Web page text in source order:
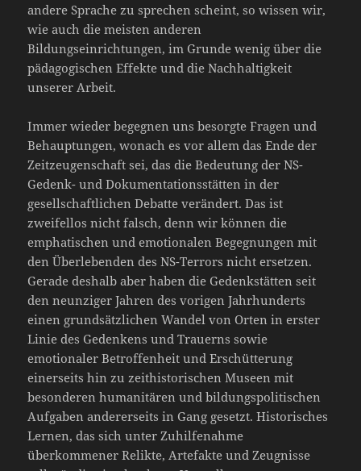
andere Sprache zu sprechen scheint, so wissen wir,
wie auch die meisten anderen
Bildungseinrichtungen, im Grunde wenig über die
pädagogischen Effekte und die Nachhaltigkeit
unserer Arbeit.
Immer wieder begegnen uns besorgte Fragen und
Behauptungen, wonach es vor allem das Ende der
Zeitzeugenschaft sei, das die Bedeutung der NS-
Gedenk- und Dokumentationsstätten in der
gesellschaftlichen Debatte verändert. Das ist
zweifellos nicht falsch, denn wir können die
emphatischen und emotionalen Begegnungen mit
den Überlebenden des NS-Terrors nicht ersetzen.
Gerade deshalb aber haben die Gedenkstätten seit
den neunziger Jahren des vorigen Jahrhunderts
einen grundsätzlichen Wandel von Orten in erster
Linie des Gedenkens und Trauerns sowie
emotionaler Betroffenheit und Erschütterung
einerseits hin zu zeithistorischen Museen mit
besonderen humanitären und bildungspolitischen
Aufgaben andererseits in Gang gesetzt. Historisches
Lernen, das sich unter Zuhilfenahme
überkommener Relikte, Artefakte und Zeugnisse